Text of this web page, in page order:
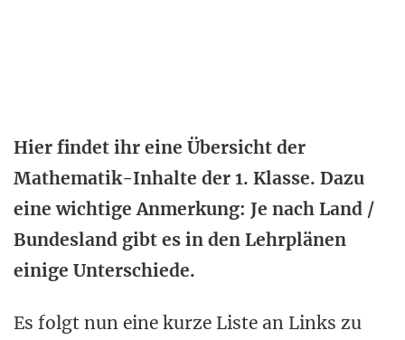
Hier findet ihr eine Übersicht der
Mathematik-Inhalte der 1. Klasse. Dazu
eine wichtige Anmerkung: Je nach Land /
Bundesland gibt es in den Lehrplänen
einige Unterschiede.
Es folgt nun eine kurze Liste an Links zu